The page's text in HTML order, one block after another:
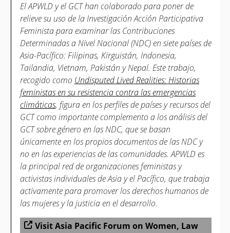
El APWLD y el GCT han colaborado para poner de
relieve su uso de la Investigación Acción Participativa
Feminista para examinar las Contribuciones
Determinadas a Nivel Nacional (NDC) en siete países de
Asia-Pacífico: Filipinas, Kirguistán, Indonesia,
Tailandia, Vietnam, Pakistán y Nepal. Este trabajo,
recogido como Undisputed Lived Realities: Historias
feministas en su resistencia contra las emergencias
climáticas, figura en los perfiles de países y recursos del
GCT como importante complemento a los análisis del
GCT sobre género en las NDC, que se basan
únicamente en los propios documentos de las NDC y
no en las experiencias de las comunidades. APWLD es
la principal red de organizaciones feministas y
activistas individuales de Asia y el Pacífico, que trabaja
activamente para promover los derechos humanos de
las mujeres y la justicia en el desarrollo.
Visit Asia Pacific Forum on Women, Law